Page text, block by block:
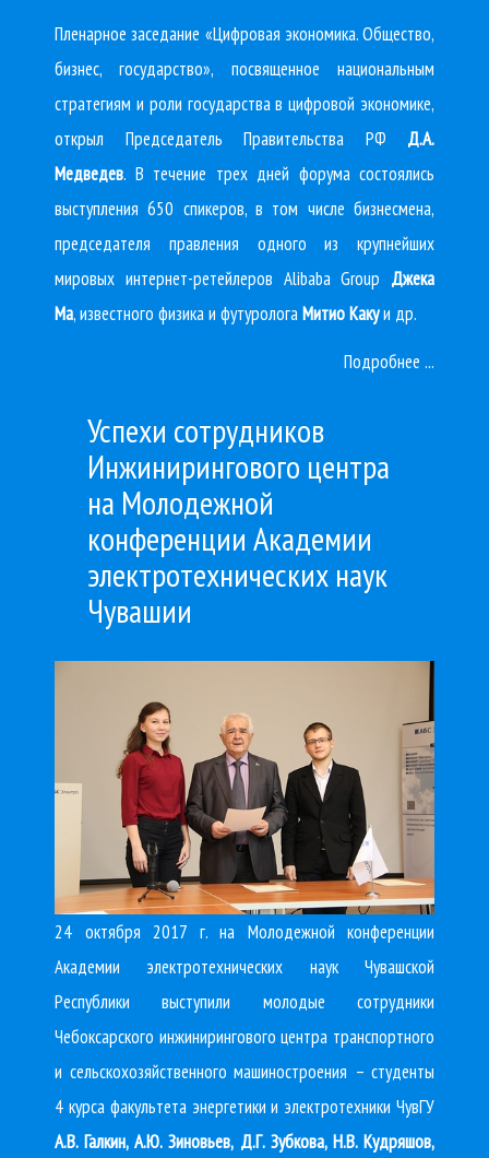
Пленарное заседание «Цифровая экономика. Общество,
бизнес, государство», посвященное национальным
стратегиям и роли государства в цифровой экономике,
открыл Председатель Правительства РФ Д.А.
Медведев. В течение трех дней форума состоялись
выступления 650 спикеров, в том числе бизнесмена,
председателя правления одного из крупнейших
мировых интернет-ретейлеров Alibaba Group Джека
Ма, известного физика и футурологаМитио Какуи др.
Подробнее ...
Успехи сотрудников
Инжинирингового центра
на Молодежной
конференции Академии
электротехнических наук
Чувашии
24 октября 2017 г. на Молодежной конференции
Академии электротехнических наук Чувашской
Республики выступили молодые сотрудники
Чебоксарского инжинирингового центра транспортного
и сельскохозяйственного машиностроения – студенты
4 курса факультета энергетики и электротехники ЧувГУ
А.В. Галкин, А.Ю. Зиновьев, Д.Г. Зубкова, Н.В. Кудряшов,